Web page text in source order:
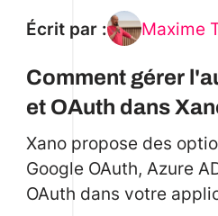
Écrit par : Maxime
Comment gérer
et OAuth dans
Xano propose des
Google OAuth, Azure
OAuth dans votre